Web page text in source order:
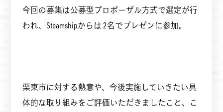
今回の募集は公募型プロポーザル方式で選定が行
われ、Steamshipからは 2名でプレゼンに参加。
栗東市に対する熱意や、今後実施していきたい具
体的な取り組みをご評価いただきましたこと、こ